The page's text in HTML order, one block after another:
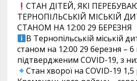
СТАН ДІТЕЙ, ЯКІ
ТЕРНОПІЛЬСЬКІЙ МІСЬКІЙ
СТАНОМ НА 12:00 29 БЕРЕЗНЯ
В Тернопільській міській
станом на 12:00 29 березня – 6
підтвердженим COVID-19, з
Стан хворої на COVID-19 1,5